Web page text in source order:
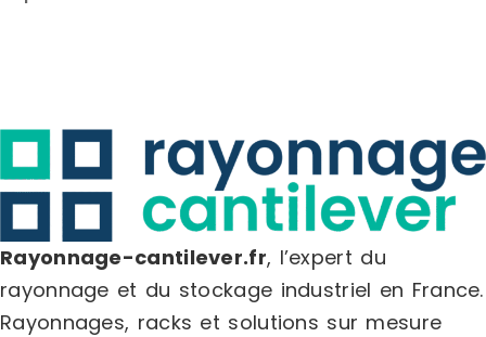
etc.
Laquées
centraux
grillagés
côtés
euro ou
Rayonnage-cantilever.fr, l’expert du
rayonnage et du stockage industriel en France.
Rayonnages, racks et solutions sur mesure